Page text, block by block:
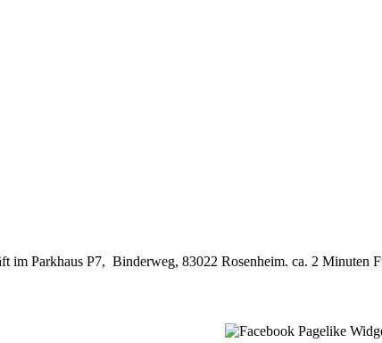
im Parkhaus P7, Binderweg, 83022 Rosenheim. ca. 2 Minuten